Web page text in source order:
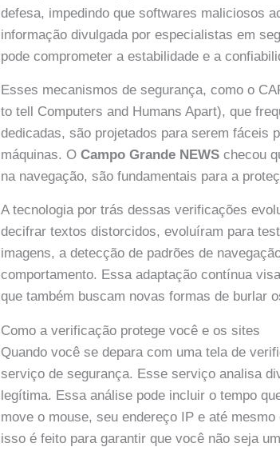
defesa, impedindo que softwares maliciosos
informação divulgada por especialistas em
pode comprometer a estabilidade e a
Esses mecanismos de segurança, como o
to tell Computers and Humans Apart), que
dedicadas, são projetados para serem fáceis
máquinas. OCampo Grande NEWS checou
na navegação, são fundamentais para a
A tecnologia por trás dessas verificações
decifrar textos distorcidos, evoluíram para
imagens, a detecção de padrões de
comportamento. Essa adaptação contínua
que também buscam novas formas de burlar
Como a verificação protege você e os sites
Quando você se depara com uma tela de
serviço de segurança. Esse serviço analisa
legítima. Essa análise pode incluir o tempo
move o mouse, seu endereço IP e até
isso é feito para garantir que você não seja